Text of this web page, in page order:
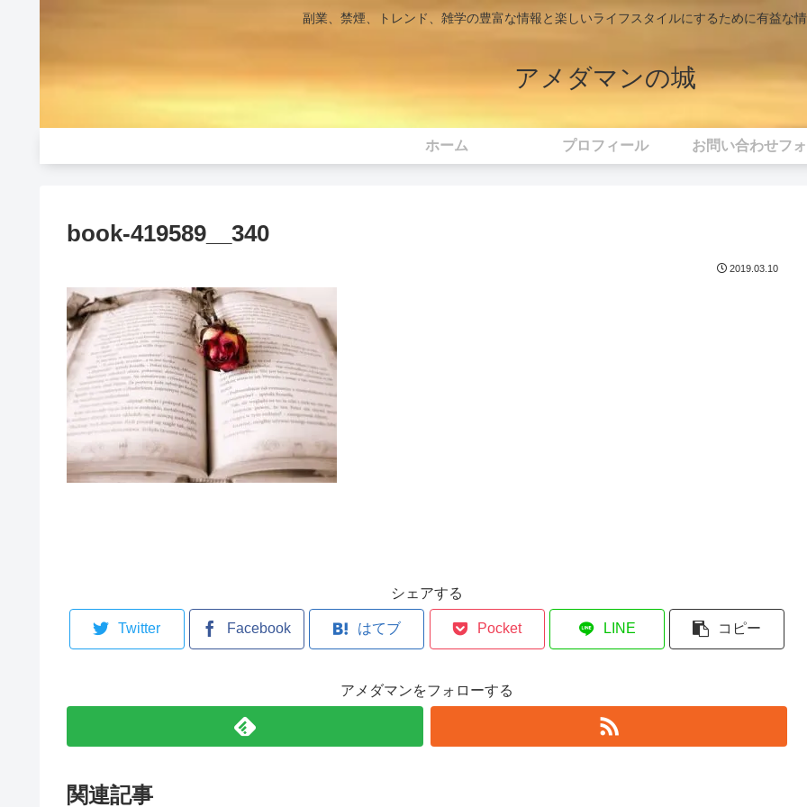
副業、禁煙、トレンド、雑学の豊富な情報と楽しいライフスタイルにするために有益な
アメダマンの城
ホーム プロフィール お問い合わせフ
book-419589__340
2019.03.10
シェアする
Twitter Facebook はてブ Pocket LINE コピー
アメダマンをフォローする
関連記事